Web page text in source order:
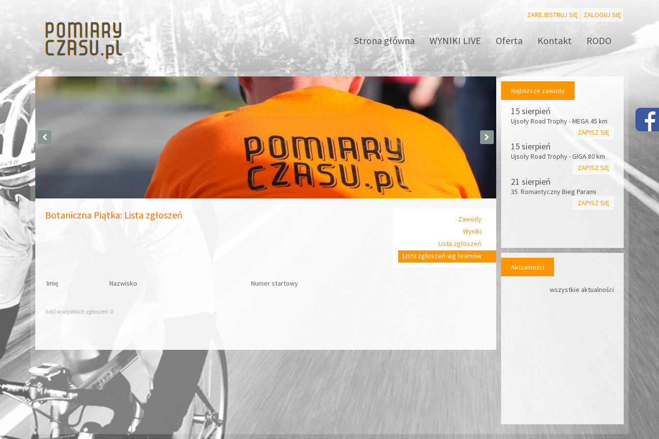
ZAREJESTRUJ SIĘ ZALOGUJ SIĘ
Strona główna WYNIKI LIVE Oferta Kontakt RODO
Najbliższe zawody
15 sierpień
Ujsoły Road Trophy - MEGA 45 km
ZAPISZ SIĘ
15 sierpień
Ujsoły Road Trophy - GIGA 80 km
ZAPISZ SIĘ
21 sierpień
35. Romantyczny Bieg Parami
ZAPISZ SIĘ
Aktualności
wszystkie aktualności
Zawody
Wyniki
Lista zgłoszeń
Lista zgłoszeń wg teamów
Botaniczna Piątka: Lista zgłoszeń
Imię Nazwisko Numer startowy
Ilość wszystkich zgłoszeń: 0